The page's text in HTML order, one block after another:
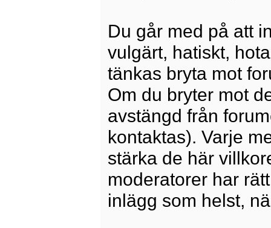
Du går med på att
vulgärt, hatiskt,
tänkas bryta mot
Om du bryter mot
avstängd från
kontaktas). Varje
stärka de här
moderatorer har
inlägg som helst,